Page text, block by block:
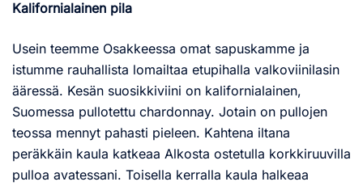
Kalifornialainen pila
Usein teemme Osakkeessa omat sapuskamme ja
istumme rauhallista lomailtaa etupihalla valkoviinilasin
ääressä. Kesän suosikkiviini on kalifornialainen,
Suomessa pullotettu chardonnay. Jotain on pullojen
teossa mennyt pahasti pieleen. Kahtena iltana
peräkkäin kaula katkeaa Alkosta ostetulla korkkiruuvilla
pulloa avatessani. Toisella kerralla kaula halkeaa